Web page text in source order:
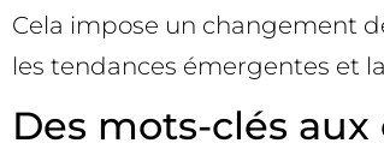
Cela impose un changement
les tendances émergentes et
Des mots-clés